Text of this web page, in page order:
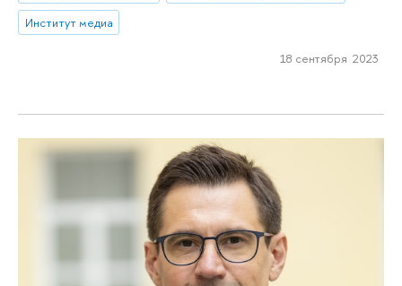
Институт медиа
18 сентября 2023